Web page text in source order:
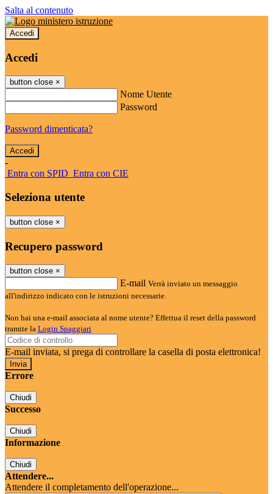
Salta al contenuto
Accedi
Accedi
button close ×
Nome Utente
Password
Password dimenticata?
-
Entra con SPID Entra con CIE
Seleziona utente
button close ×
Recupero password
button close ×
E-mail Verrà inviato un messaggio
all'indirizzo indicato con le istruzioni necessarie.
Non hai una e-mail associata al nome utente? Effettua il reset della password
tramite la Login Spaggiari
E-mail inviata, si prega di controllare la casella di posta elettronica!
Errore
Chiudi
Successo
Chiudi
Informazione
Chiudi
Attendere...
Attendere il completamento dell'operazione...